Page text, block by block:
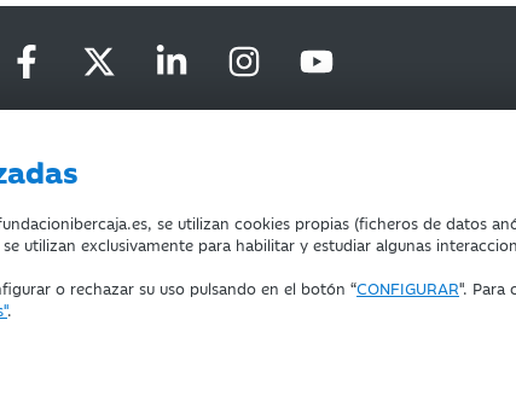
se utilizan cookies propias (ficheros de datos
utilizan exclusivamente para habilitar y estudiar algunas
o rechazar su uso pulsando en el botón “CONFIGURAR". Para
.
COOKIES